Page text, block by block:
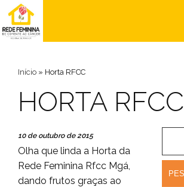
Início » Horta RFCC
HORTA RFCC
10 de outubro de 2015
Olha que linda a Horta da
Rede Feminina Rfcc Mgá,
dando frutos graças ao